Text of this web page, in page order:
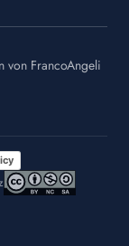
von FrancoAngeli